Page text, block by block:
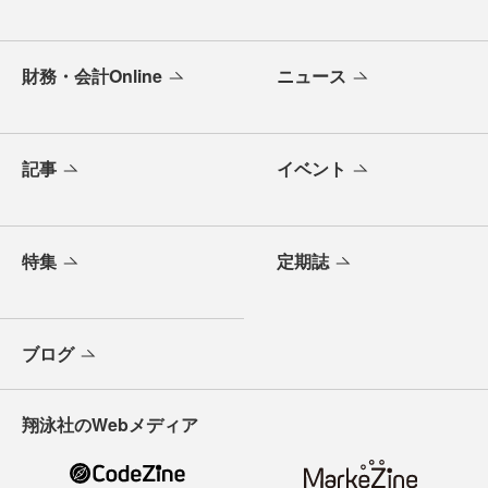
財務・会計Online ニュース
記事 イベント
特集 定期誌
ブログ
翔泳社のWebメディア